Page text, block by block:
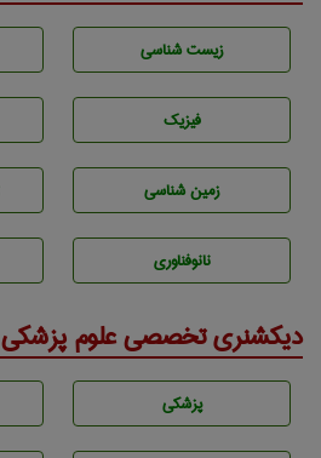
زيست شناسی
فیزیک
زمين شناسی
نانوفناوری
دیکشنری تخصصی علوم پزشکی
پزشكی